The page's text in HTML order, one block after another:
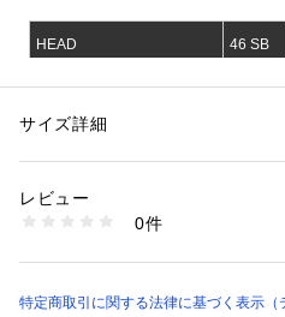
サイズ詳細
レビュー
0件
特定商取引に関する法律に基づく表示（